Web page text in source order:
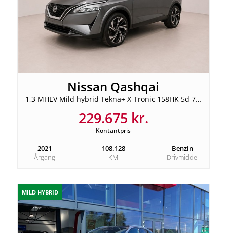
Nissan Qashqai
1,3 MHEV Mild hybrid Tekna+ X-Tronic 158HK 5d 7g Aut.
229.675 kr.
Kontantpris
2021
Årgang
108.128
KM
Benzin
Drivmiddel
MILD HYBRID